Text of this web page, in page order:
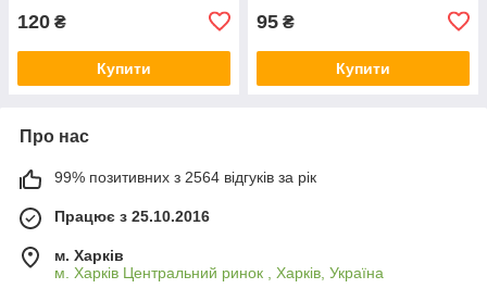
120 ₴
Купити
95 ₴
Купити
Про нас
99% позитивних з 2564 відгуків за рік
Працює з 25.10.2016
м. Харків
м. Харків Центральний ринок , Харків, Україна